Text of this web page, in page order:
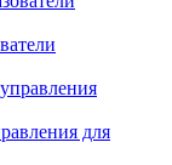
для